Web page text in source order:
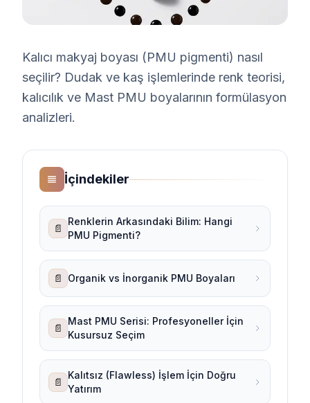
Kalıcı makyaj boyası (PMU pigmenti) nasıl
seçilir? Dudak ve kaş işlemlerinde renk teorisi,
kalıcılık ve Mast PMU boyalarının formülasyon
analizleri.
İçindekiler
📄
Renklerin Arkasındaki Bilim: Hangi
PMU Pigmenti?
📄 Organik vs İnorganik PMU Boyaları
📄
Mast PMU Serisi: Profesyoneller İçin
Kusursuz Seçim
📄
Kalıtsız (Flawless) İşlem İçin Doğru
Yatırım